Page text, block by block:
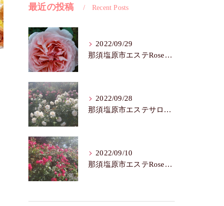
最近の投稿 Recent Posts
2022/09/29
那須塩原市エステRoseFairy🌺シワ・たるみ
2022/09/28
那須塩原市エステサロンRose Fairy🌼色白は七難隠す
2022/09/10
那須塩原市エステRoseFairy🌺いつまでも若々しく綺麗に💝